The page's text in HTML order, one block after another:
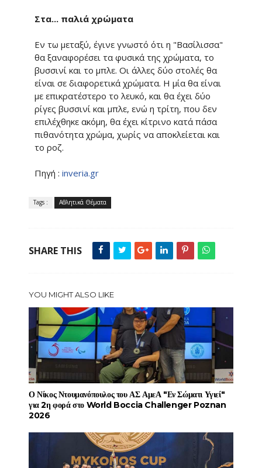
Στα... παλιά χρώματα
Εν τω μεταξύ, έγινε γνωστό ότι η "Βασίλισσα"
θα ξαναφορέσει τα φυσικά της χρώματα, το
βυσσινί και το μπλε. Οι άλλες δύο στολές θα
είναι σε διαφορετικά χρώματα. Η μία θα είναι
με επικρατέστερο το λευκό, και θα έχει δύο
ρίγες βυσσινί και μπλε, ενώ η τρίτη, που δεν
επιλέχθηκε ακόμη, θα έχει κίτρινο κατά πάσα
πιθανότητα χρώμα, χωρίς να αποκλείεται και
το ροζ.
Πηγή : inveria.gr
Tags : Αθλητικά Θέματα
SHARE THIS
YOU MIGHT ALSO LIKE
Ο Νίκος Ντουμανόπουλος του ΑΣ ΑμεΑ "Εν Σώματι Υγιεί"
για 2η φορά στο World Boccia Challenger Poznan
2026